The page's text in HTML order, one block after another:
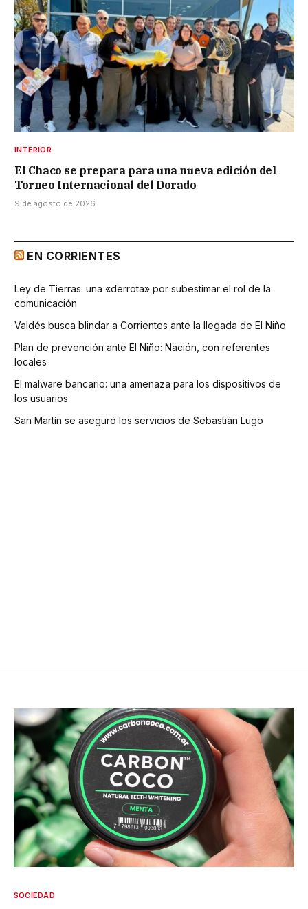
INTERIOR
El Chaco se prepara para una nueva edición del
Torneo Internacional del Dorado
9 de agosto de 2026
EN CORRIENTES
Ley de Tierras: una «derrota» por subestimar el rol de la
comunicación
Valdés busca blindar a Corrientes ante la llegada de El Niño
Plan de prevención ante El Niño: Nación, con referentes
locales
El malware bancario: una amenaza para los dispositivos de
los usuarios
San Martín se aseguró los servicios de Sebastián Lugo
SOCIEDAD